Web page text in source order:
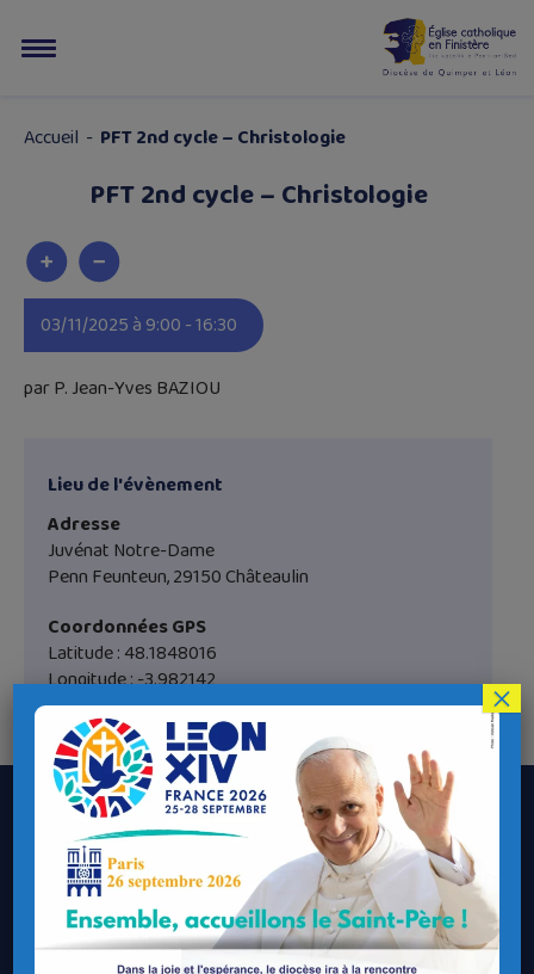
Accueil - PFT 2nd cycle – Christologie
PFT 2nd cycle – Christologie
03/11/2025 à 9:00 - 16:30
par P. Jean-Yves BAZIOU
Lieu de l'évènement
Adresse
Juvénat Notre-Dame
Penn Feunteun, 29150 Châteaulin
Coordonnées GPS
Latitude : 48.1848016
Longitude : -3.982142
Le Diocèse de Quimper et Léon
Contacter le Diocèse
Contacter ma Paroisse
Contacter un service
×